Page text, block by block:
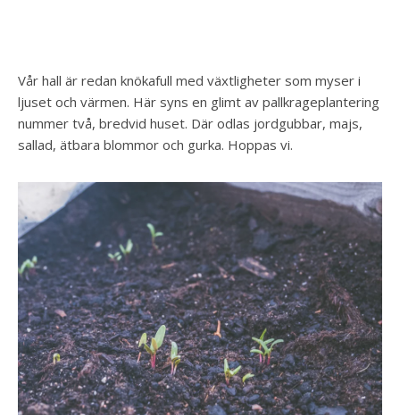
Vår hall är redan knökafull med växtligheter som myser i
ljuset och värmen. Här syns en glimt av pallkrageplantering
nummer två, bredvid huset. Där odlas jordgubbar, majs,
sallad, ätbara blommor och gurka. Hoppas vi.